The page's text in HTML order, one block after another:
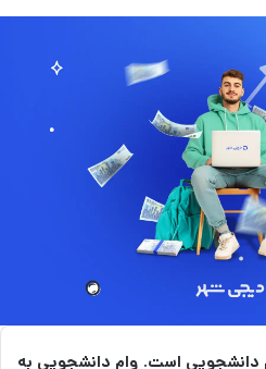
دانشجویی است. وام دانشجویی به